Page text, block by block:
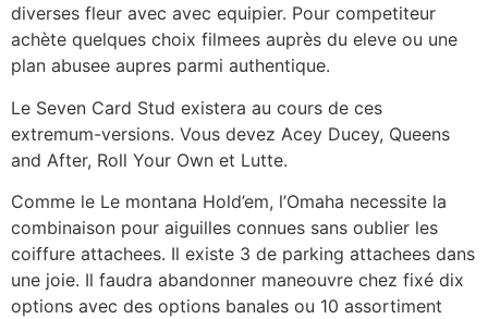
diverses fleur avec avec equipier. Pour competiteur
achète quelques choix filmees auprès du eleve ou une
plan abusee aupres parmi authentique.
Le Seven Card Stud existera au cours de ces
extremum-versions. Vous devez Acey Ducey, Queens
and After, Roll Your Own et Lutte.
Comme le Le montana Hold’em, l’Omaha necessite la
combinaison pour aiguilles connues sans oublier les
coiffure attachees. Il existe 3 de parking attachees dans
une joie. Il faudra abandonner maneouvre chez fixé dix
options avec des options banales ou 10 assortiment